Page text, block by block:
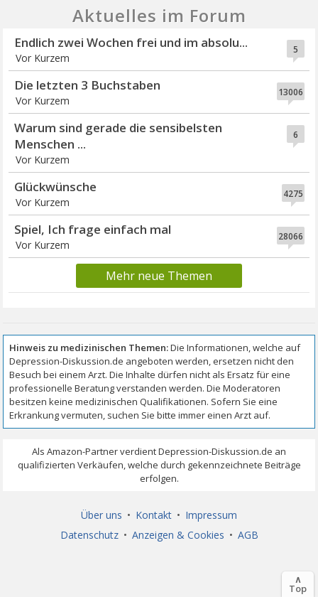
Aktuelles im Forum
5
Endlich zwei Wochen frei und im absolu...
Vor Kurzem
13006
Die letzten 3 Buchstaben
Vor Kurzem
6
Warum sind gerade die sensibelsten
Menschen ...
Vor Kurzem
4275
Glückwünsche
Vor Kurzem
28066
Spiel, Ich frage einfach mal
Vor Kurzem
Mehr neue Themen
Über uns • Kontakt • Impressum
Datenschutz • Anzeigen & Cookies • AGB
∧
Top